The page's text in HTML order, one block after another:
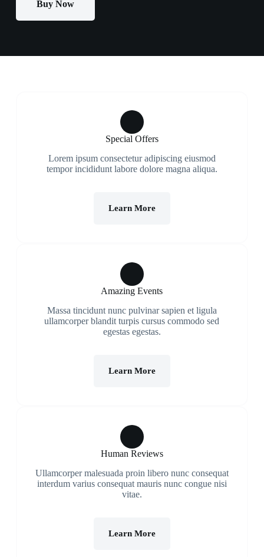
Buy Now
Special Offers
Lorem ipsum consectetur adipiscing eiusmod
tempor incididunt labore dolore magna aliqua.
Learn More
Amazing Events
Massa tincidunt nunc pulvinar sapien et ligula
ullamcorper blandit turpis cursus commodo sed
egestas egestas.
Learn More
Human Reviews
Ullamcorper malesuada proin libero nunc consequat
interdum varius consequat mauris nunc congue nisi
vitae.
Learn More